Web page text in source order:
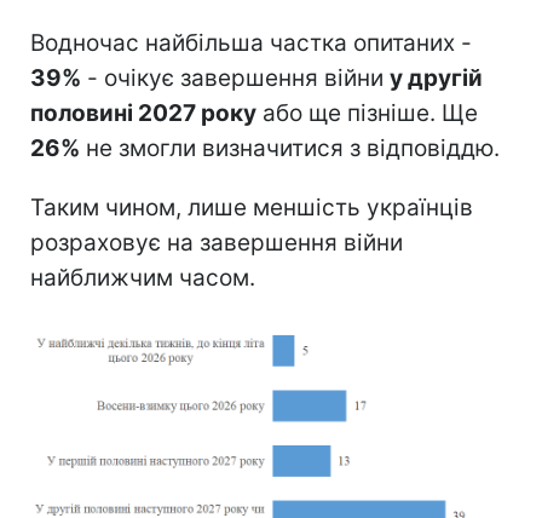
Водночас найбільша частка опитаних -
39% - очікує завершення війни у другій
половині 2027 року або ще пізніше. Ще
26% не змогли визначитися з відповіддю.
Таким чином, лише меншість українців
розраховує на завершення війни
найближчим часом.